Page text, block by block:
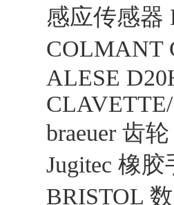
感应传感器
COLMANT
ALESE
braeuer 齿
Jugitec 橡
BRISTOL